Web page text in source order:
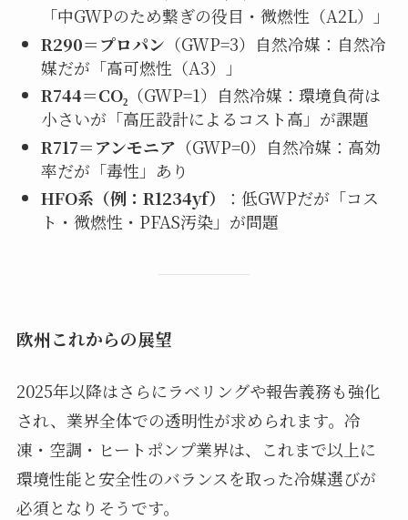
「中GWPのため繋ぎの役目・微燃性（A2L）」
R290＝プロパン （GWP=3）自然冷媒：自然冷
媒だが「高可燃性（A3）」
R744＝CO₂（GWP=1）自然冷媒：環境負荷は
小さいが「高圧設計によるコスト高」が課題
R717＝アンモニア （GWP=0）自然冷媒：高効
率だが「毒性」あり
HFO系（例：R1234yf）
：低GWPだが「コス
ト・微燃性・PFAS汚染」が問題
欧州これからの展望
2025年以降はさらにラベリングや報告義務も強化
され、業界全体での透明性が求められます。冷
凍・空調・ヒートポンプ業界は、これまで以上に
環境性能と安全性のバランスを取った冷媒選びが
必須となりそうです。